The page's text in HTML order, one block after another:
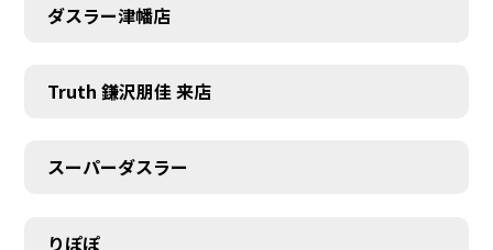
ダスラー津幡店
Truth 鎌沢朋佳 来店
スーパーダスラー
りぽぽ